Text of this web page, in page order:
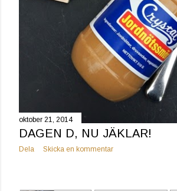
oktober 21, 2014
DAGEN D, NU JÄKLAR!
Dela Skicka en kommentar